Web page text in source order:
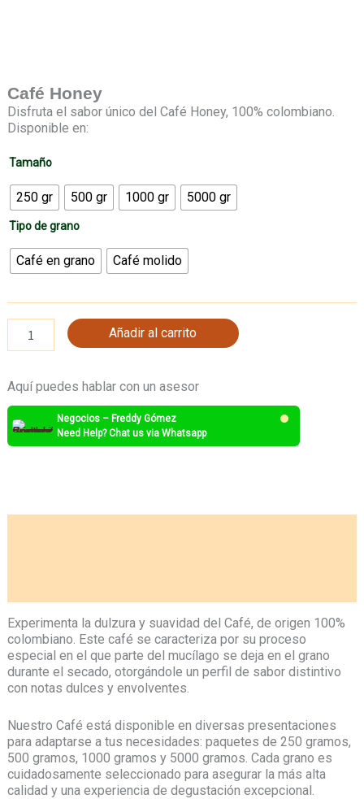
Café Honey
Disfruta el sabor único del Café Honey, 100% colombiano.
Disponible en:
Tamaño
250 gr 500 gr 1000 gr 5000 gr
Tipo de grano
Café en grano Café molido
Añadir al carrito
Aquí puedes hablar con un asesor
Negocios – Freddy Gómez
Need Help? Chat us via Whatsapp
Experimenta la dulzura y suavidad del Café, de origen 100%
colombiano. Este café se caracteriza por su proceso
especial en el que parte del mucílago se deja en el grano
durante el secado, otorgándole un perfil de sabor distintivo
con notas dulces y envolventes.
Nuestro Café está disponible en diversas presentaciones
para adaptarse a tus necesidades: paquetes de 250 gramos,
500 gramos, 1000 gramos y 5000 gramos. Cada grano es
cuidadosamente seleccionado para asegurar la más alta
calidad y una experiencia de degustación excepcional.